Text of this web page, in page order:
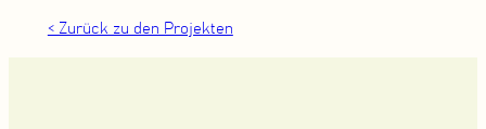
< Zurück zu den Projekten